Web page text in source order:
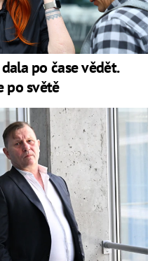
po čase vědět.
po světě